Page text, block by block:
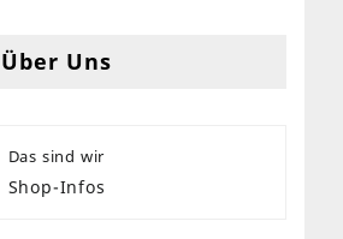
Über Uns
Das sind wir
Shop-Infos